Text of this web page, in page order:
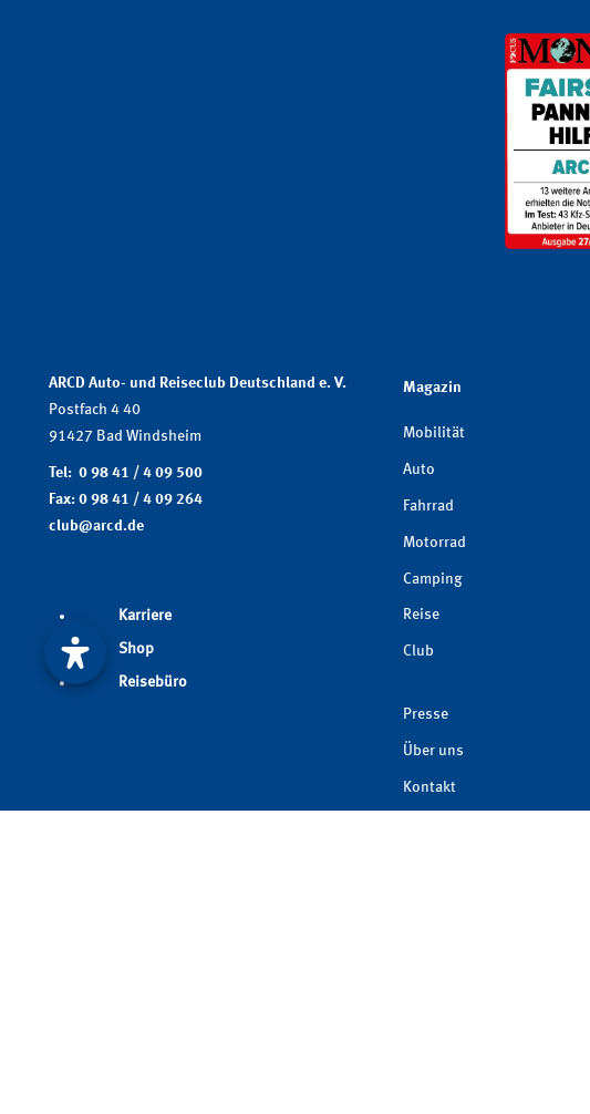
ARCD Auto- und Reiseclub Deutschland e. V.
Postfach 4 40
91427 Bad Windsheim
Tel: 0 98 41 / 4 09 500
Fax: 0 98 41 / 4 09 264
club@arcd.de
Karriere
Shop
Reisebüro
Magazin
Mobilität
Auto
Fahrrad
Motorrad
Camping
Reise
Club
Presse
Über uns
Kontakt